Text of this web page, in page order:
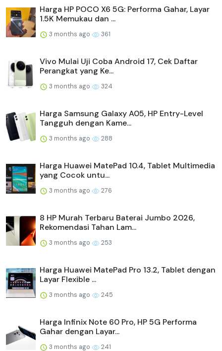
Harga HP POCO X6 5G: Performa Gahar, Layar
1.5K Memukau dan ...
3 months ago 361
Vivo Mulai Uji Coba Android 17, Cek Daftar
Perangkat yang Ke...
3 months ago 324
Harga Samsung Galaxy A05, HP Entry-Level
Tangguh dengan Kame...
3 months ago 288
Harga Huawei MatePad 10.4, Tablet Multimedia
yang Cocok untu...
3 months ago 276
8 HP Murah Terbaru Baterai Jumbo 2026,
Rekomendasi Tahan Lam...
3 months ago 253
Harga Huawei MatePad Pro 13.2, Tablet dengan
Layar Flexible ...
3 months ago 245
Harga Infinix Note 60 Pro, HP 5G Performa
Gahar dengan Layar...
3 months ago 241